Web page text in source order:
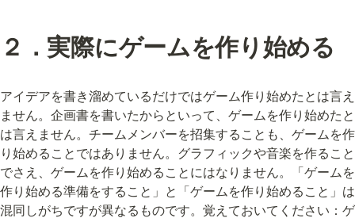
２．実際にゲームを作り始める
アイデアを書き溜めているだけではゲーム作り始めたとは言え
ません。企画書を書いたからといって、ゲームを作り始めたと
は言えません。チームメンバーを招集することも、ゲームを作
り始めることではありません。グラフィックや音楽を作ること
でさえ、ゲームを作り始めることにはなりません。「ゲームを
作り始める準備をすること」と「ゲームを作り始めること」は
混同しがちですが異なるものです。覚えておいてください：ゲ